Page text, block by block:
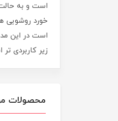
است و به
خورد روشویی
است در این
زیر کاربردی
محصولات